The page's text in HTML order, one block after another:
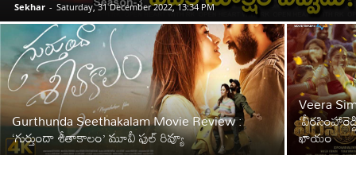
Sekhar - Saturday, 31 December 2022, 13:34 PM
Gurthunda Seethakalam Movie Review :
‘గుర్తుందా శీతాకాలం’ మూవీ ఫుల్ రివ్యూ
Veera
ఖాయం